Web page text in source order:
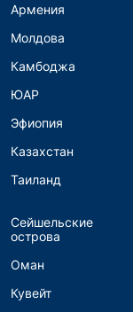
Армения
Молдова
Камбоджа
ЮАР
Эфиопия
Казахстан
Таиланд
Сейшельские
острова
Оман
Кувейт